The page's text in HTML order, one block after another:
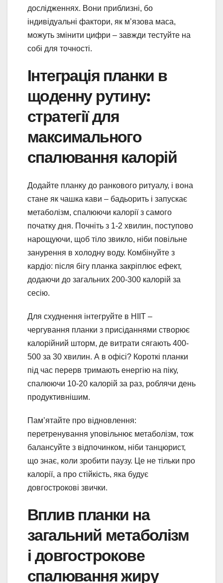
дослідженнях. Вони приблизні, бо
індивідуальні фактори, як м’язова маса,
можуть змінити цифри – завжди тестуйте на
собі для точності.
Інтеграція планки в
щоденну рутину:
стратегії для
максимального
спалювання калорій
Додайте планку до ранкового ритуалу, і вона
стане як чашка кави – бадьорить і запускає
метаболізм, спалюючи калорії з самого
початку дня. Почніть з 1-2 хвилин, поступово
нарощуючи, щоб тіло звикло, ніби повільне
занурення в холодну воду. Комбінуйте з
кардіо: після бігу планка закріплює ефект,
додаючи до загальних 200-300 калорій за
сесію.
Для схуднення інтегруйте в HIIT –
чергування планки з присіданнями створює
калорійний шторм, де витрати сягають 400-
500 за 30 хвилин. А в офісі? Короткі планки
під час перерв тримають енергію на піку,
спалюючи 10-20 калорій за раз, роблячи день
продуктивнішим.
Пам’ятайте про відновлення:
перетренування уповільнює метаболізм, тож
балансуйте з відпочинком, ніби танцюрист,
що знає, коли зробити паузу. Це не тільки про
калорії, а про стійкість, яка будує
довгострокові звички.
Вплив планки на
загальний метаболізм
і довгострокове
спалювання жиру